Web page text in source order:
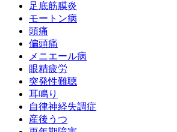
足底筋膜炎
モートン病
頭痛
偏頭痛
メニエール病
眼精疲労
突発性難聴
耳鳴り
自律神経失調症
産後うつ